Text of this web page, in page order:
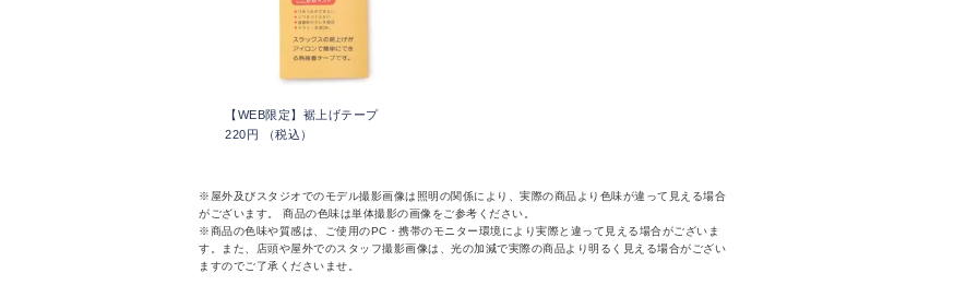
【WEB限定】裾上げテープ
220円 （税込）
※屋外及びスタジオでのモデル撮影画像は照明の関係により、実際の商品より色味が違って見える場合
がございます。 商品の色味は単体撮影の画像をご参考ください。
※商品の色味や質感は、ご使用のPC・携帯のモニター環境により実際と違って見える場合がございま
す。また、店頭や屋外でのスタッフ撮影画像は、光の加減で実際の商品より明るく見える場合がござい
ますのでご了承くださいませ。